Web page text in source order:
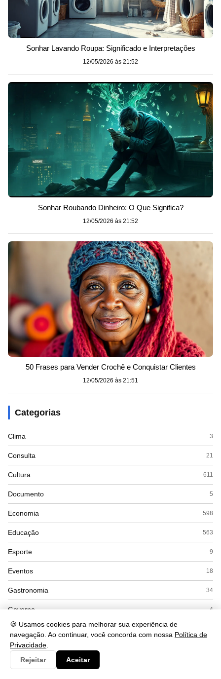
🍪 Usamos cookies para melhorar sua experiência de
navegação. Ao continuar, você concorda com nossa Política de
Privacidade
Rejeitar
Aceitar
Sonhar Lavando Roupa: Significado e Interpretações
12/05/2026 às 21:52
Sonhar Roubando Dinheiro: O Que Significa?
12/05/2026 às 21:52
50 Frases para Vender Crochê e Conquistar Clientes
12/05/2026 às 21:51
Categorias
Clima 3
Consulta 21
Cultura 611
Documento 5
Economia 598
Educação 563
Esporte 9
Eventos 18
Gastronomia 34
Governo 4
Política
Saúde
Segurança